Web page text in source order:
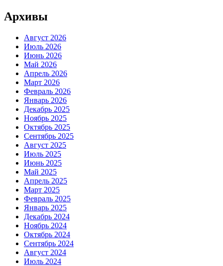
Архивы
Август 2026
Июль 2026
Июнь 2026
Май 2026
Апрель 2026
Март 2026
Февраль 2026
Январь 2026
Декабрь 2025
Ноябрь 2025
Октябрь 2025
Сентябрь 2025
Август 2025
Июль 2025
Июнь 2025
Май 2025
Апрель 2025
Март 2025
Февраль 2025
Январь 2025
Декабрь 2024
Ноябрь 2024
Октябрь 2024
Сентябрь 2024
Август 2024
Июль 2024